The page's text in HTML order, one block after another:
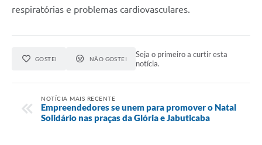
respiratórias e problemas cardiovasculares.
GOSTEI NÃO GOSTEI
Seja o primeiro a curtir esta
notícia.
NOTÍCIA MAIS RECENTE
Empreendedores se unem para promover o Natal
Solidário nas praças da Glória e Jabuticaba